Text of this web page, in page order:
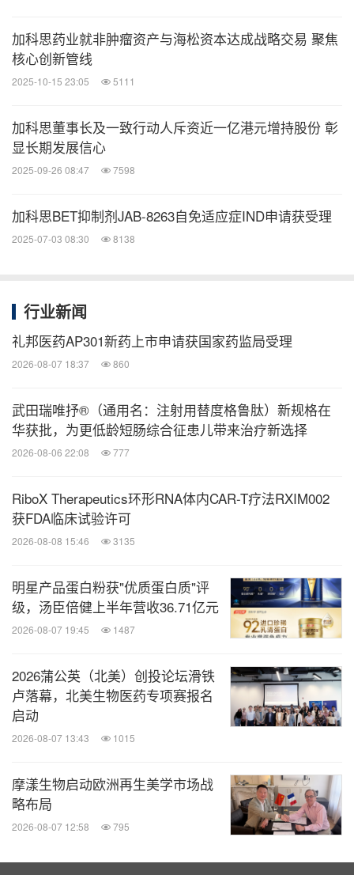
加科思药业就非肿瘤资产与海松资本达成战略交易 聚焦
核心创新管线
2025-10-15 23:05 5111
加科思董事长及一致行动人斥资近一亿港元增持股份 彰
显长期发展信心
2025-09-26 08:47 7598
加科思BET抑制剂JAB-8263自免适应症IND申请获受理
2025-07-03 08:30 8138
行业新闻
礼邦医药AP301新药上市申请获国家药监局受理
2026-08-07 18:37 860
武田瑞唯抒®（通用名：注射用替度格鲁肽）新规格在
华获批，为更低龄短肠综合征患儿带来治疗新选择
2026-08-06 22:08 777
RiboX Therapeutics环形RNA体内CAR-T疗法RXIM002
获FDA临床试验许可
2026-08-08 15:46 3135
明星产品蛋白粉获"优质蛋白质"评
级，汤臣倍健上半年营收36.71亿元
2026-08-07 19:45 1487
2026蒲公英（北美）创投论坛滑铁
卢落幕，北美生物医药专项赛报名
启动
2026-08-07 13:43 1015
摩漾生物启动欧洲再生美学市场战
略布局
2026-08-07 12:58 795